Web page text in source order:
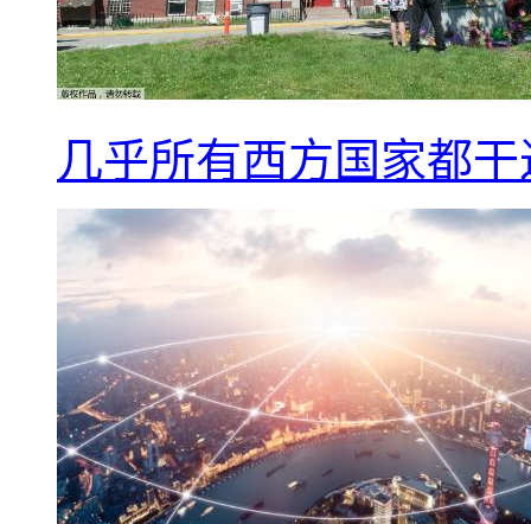
几乎所有西方国家都